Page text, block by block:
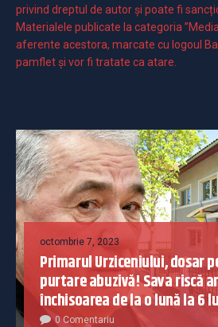
privind dreptul de autor și poate fi
Materialele publicate la categoria
aferente acestora, marcate cu logoul
pamflet și vor fi tratate ca atare.
octombrie 7, 2023
Primarul Urziceniului, dosar
purtare abuzivă! Sava riscă
închisoarea de la o lună la 6
0 Comentariu